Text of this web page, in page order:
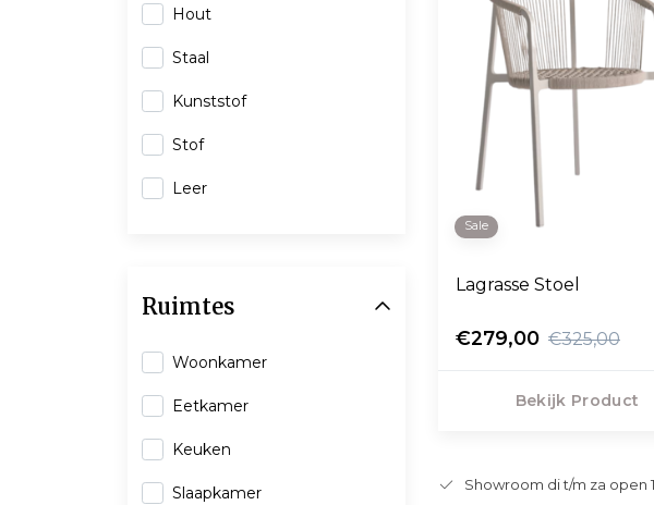
Sale
Lagrasse Stoel
€279,00 €325,00
Bekijk Product
Showroom di t/m za open
Hout
Staal
Kunststof
Stof
Leer
Ruimtes
Woonkamer
Eetkamer
Keuken
Slaapkamer